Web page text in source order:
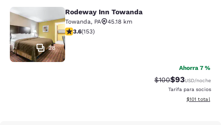
Rodeway Inn Towanda
28
Rodeway Inn Towanda
Towanda, PA
45.18 km
calificación de 3.59 estrellas. Bueno. 153 reseñas
3.6(153)
Ahorra 7 %
Precio tachado:
$100Precio con
$93USD/noche
Tarifa para socios
Ver detalles
$101 total